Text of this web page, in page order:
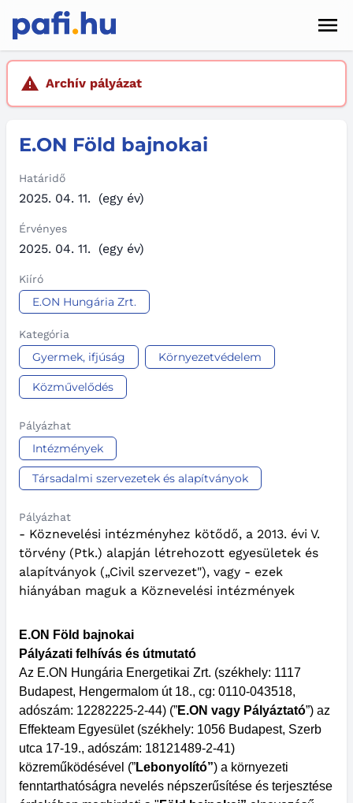
Hírek
Pályázatok
Szolgáltatások
Kapcsolat
Sötét mód
Archív pályázat
E.ON Föld bajnokai
Határidő
2025. 04. 11. (egy év)
Érvényes
2025. 04. 11. (egy év)
Kiíró
E.ON Hungária Zrt.
Kategória
Gyermek, ifjúság Környezetvédelem
Közművelődés
Pályázhat
Intézmények
Társadalmi szervezetek és alapítványok
Pályázhat
- Köznevelési intézményhez kötődő, a 2013. évi V.
törvény (Ptk.) alapján létrehozott egyesületek és
alapítványok („Civil szervezet"), vagy - ezek
hiányában maguk a Köznevelési intézmények
E.ON Föld bajnokai
Pályázati felhívás és útmutató
Az E.ON Hungária Energetikai Zrt. (székhely: 1117
Budapest, Hengermalom út 18., cg: 01­10-043518,
adószám: 12282225-2-44) (”E.ON vagy Pályáztató”) az
Effekteam Egyesület (székhely: 1056 Budapest, Szerb
utca 17-19., adószám: 18121489-2-41)
közreműködésével (”Lebonyolító”) a környezeti
fenntarthatóságra nevelés népszerűsítése és terjesztése